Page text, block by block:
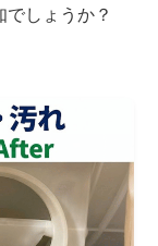
しょうか？